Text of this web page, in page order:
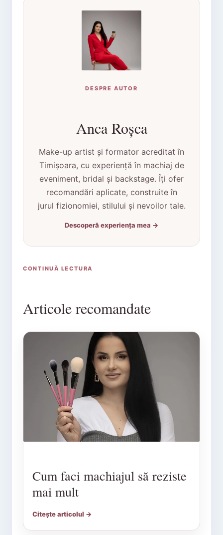
DESPRE AUTOR
Anca Roșca
Make-up artist și formator acreditat în
Timișoara, cu experiență în machiaj de
eveniment, bridal și backstage. Îți ofer
recomandări aplicate, construite în
jurul fizionomiei, stilului și nevoilor tale.
Descoperă experiența mea →
CONTINUĂ LECTURA
Articole recomandate
Cum faci machiajul să reziste
mai mult
Citește articolul →